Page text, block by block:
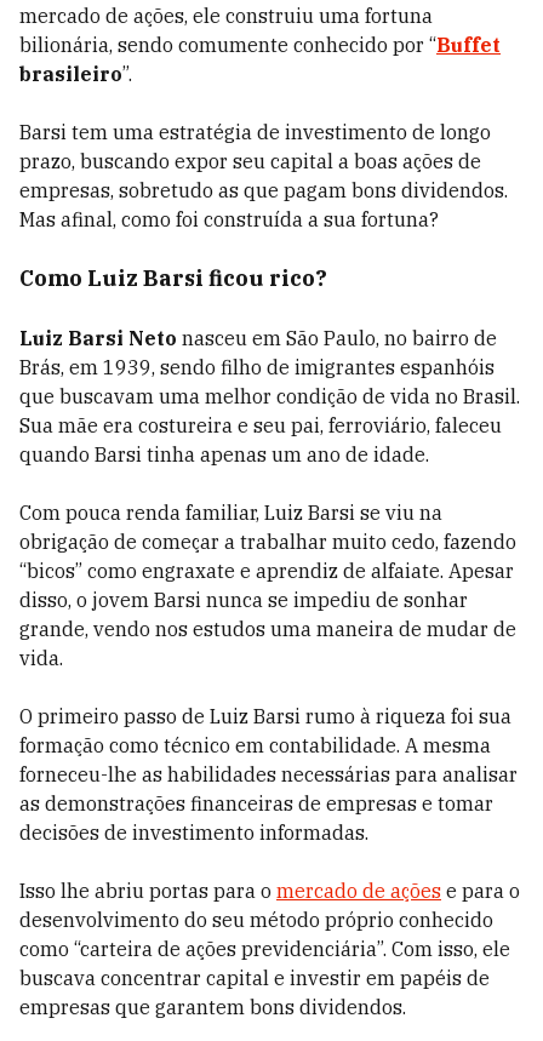
mercado de ações, ele construiu uma fortuna
bilionária, sendo comumente conhecido por “Buffet
brasileiro”.
Barsi tem uma estratégia de investimento de longo
prazo, buscando expor seu capital a boas ações de
empresas, sobretudo as que pagam bons dividendos.
Mas afinal, como foi construída a sua fortuna?
Como Luiz Barsi ficou rico?
Luiz Barsi Neto nasceu em São Paulo, no bairro de
Brás, em 1939, sendo filho de imigrantes espanhóis
que buscavam uma melhor condição de vida no Brasil.
Sua mãe era costureira e seu pai, ferroviário, faleceu
quando Barsi tinha apenas um ano de idade.
Com pouca renda familiar, Luiz Barsi se viu na
obrigação de começar a trabalhar muito cedo, fazendo
“bicos” como engraxate e aprendiz de alfaiate. Apesar
disso, o jovem Barsi nunca se impediu de sonhar
grande, vendo nos estudos uma maneira de mudar de
vida.
O primeiro passo de Luiz Barsi rumo à riqueza foi sua
formação como técnico em contabilidade. A mesma
forneceu-lhe as habilidades necessárias para analisar
as demonstrações financeiras de empresas e tomar
decisões de investimento informadas.
Isso lhe abriu portas para o mercado de ações e para o
desenvolvimento do seu método próprio conhecido
como “carteira de ações previdenciária”. Com isso, ele
buscava concentrar capital e investir em papéis de
empresas que garantem bons dividendos.